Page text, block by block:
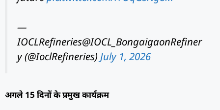
—
IOCLRefineries@IOCL_BongaigaonRefiner
y (@IoclRefineries) July 1, 2026
अगले 15 दिनों के प्रमुख कार्यक्रम